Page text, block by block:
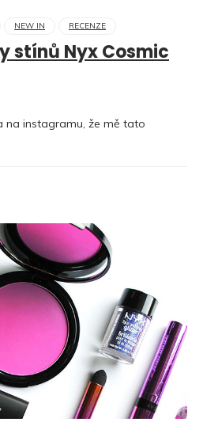
NEW IN RECENZE
stínů Nyx Cosmic
na instagramu, že mě tato